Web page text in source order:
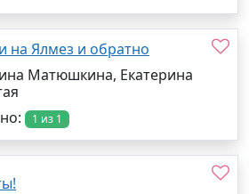
на Ялмез и обратно
Матюшкина, Екатерина
1 из 1